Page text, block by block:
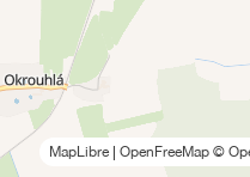
MapLibre OpenFreeMap ©